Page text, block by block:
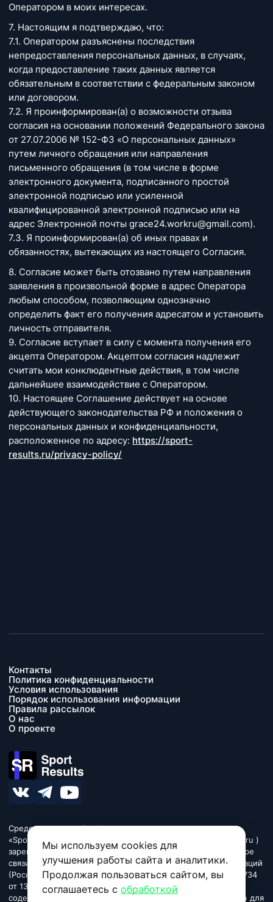
Мы используем cookies для
улучшения работы сайта и аналитики.
Продолжая пользоваться сайтом, вы
соглашаетесь с обработкой
Оператором в моих интересах.
7. Настоящим я подтверждаю, что:
7.1. Оператором разъяснены последствия
непредоставления персональных данных, в случаях,
когда предоставление таких данных является
обязательным в соответствии с федеральным законом
или договором.
7.2. Я проинформирован(а) о возможности отзыва
согласия на основании положений Федерального закона
от 27.07.2006 № 152-ФЗ «О персональных данных»
путем личного обращения или направления
письменного обращения (в том числе в форме
электронного документа, подписанного простой
электронной подписью или усиленной
квалифицированной электронной подписью или на
адрес Электронной почты grace24.workru@gmail.com).
7.3. Я проинформирован(а) об иных правах и
обязанностях, вытекающих из настоящего Согласия.
8. Согласие может быть отозвано путем направления
заявления в произвольной форме в адрес Оператора
любым способом, позволяющим однозначно
определить факт его получения адресатом и установить
личность отправителя.
9. Согласие вступает в силу с момента получения его
акцепта Оператором. Акцептом согласия надлежит
считать мои конклюдентные действия, в том числе
дальнейшее взаимодействие с Оператором.
10. Настоящее Соглашение действует на основе
действующего законодательства РФ и положения о
персональных данных и конфиденциальности,
расположенное по адресу: https://sport-
results.ru/privacy-policy/
Контакты
Политика конфиденциальности
Условия использования
Порядок использования информации
Правила рассылок
О нас
О проекте
Средство массовой информации сетевое издание
«SportResults» (адрес в сети Интернет - www.sport-results.ru )
зарегистрировано Федеральной службой по надзору в сфере
связи, информационных технологий и массовых коммуникаций
(Роскомнадзор). Регистрационный номер ЭЛ № ФС 77 - 84734
от 13 марта 2023. Название «SportResults». Издание может
содержать информационную продукцию, предназначенную для